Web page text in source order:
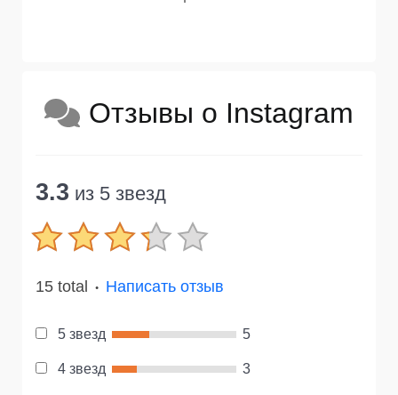
Отзывы о Instagram
3.3 из 5 звезд
15 total ● Написать отзыв
5 звезд 5
4 звезд 3